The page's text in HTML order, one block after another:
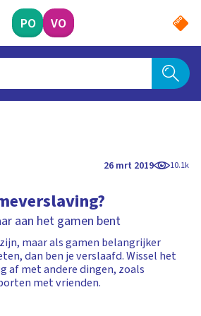
PO VO
26 mrt 2019 10.1k
aan het gamen bent
maar als gamen belangrijker
dan ben je verslaafd. Wissel het
af met andere dingen, zoals
met vrienden.